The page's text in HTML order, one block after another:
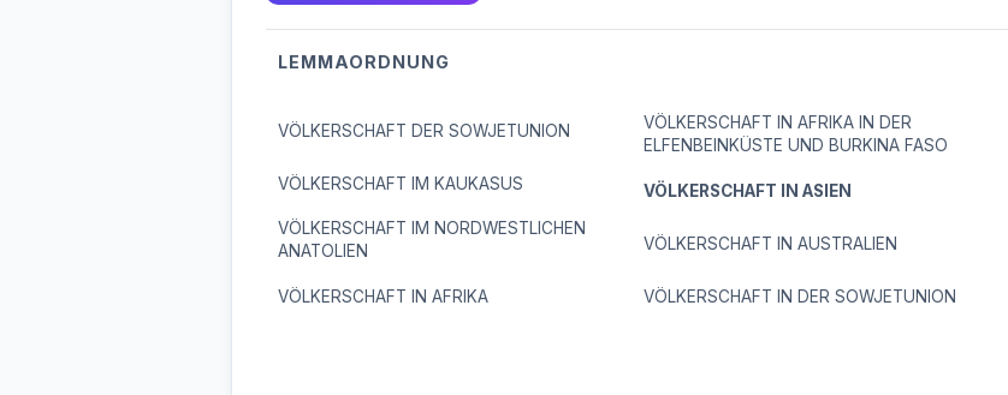
LEMMAORDNUNG
VÖLKERSCHAFT DER SOWJETUNION
VÖLKERSCHAFT IM KAUKASUS
VÖLKERSCHAFT IM NORDWESTLICHEN
ANATOLIEN
VÖLKERSCHAFT IN AFRIKA
VÖLKERSCHAFT IN AFRIKA IN DER
ELFENBEINKÜSTE UND BURKINA FASO
VÖLKERSCHAFT IN ASIEN
VÖLKERSCHAFT IN AUSTRALIEN
VÖLKERSCHAFT IN DER SOWJETUNION